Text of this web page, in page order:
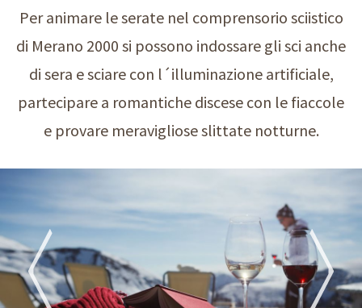
Per animare le serate nel comprensorio sciistico
di Merano 2000 si possono indossare gli sci anche
di sera e sciare con l´illuminazione artificiale,
partecipare a romantiche discese con le fiaccole
e provare meravigliose slittate notturne.